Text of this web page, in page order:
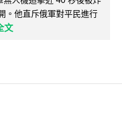
。他直斥俄軍對平民進行
文